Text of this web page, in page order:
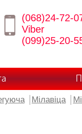
(068)24-72-
Viber
(099)25-20-
Мілавіца